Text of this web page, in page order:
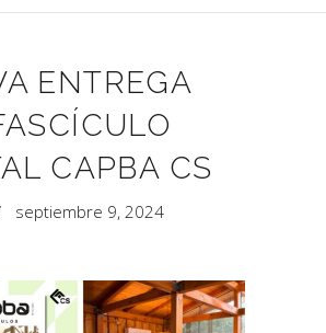
ENTREGA
CAPBA CS
septiembre 9, 2024